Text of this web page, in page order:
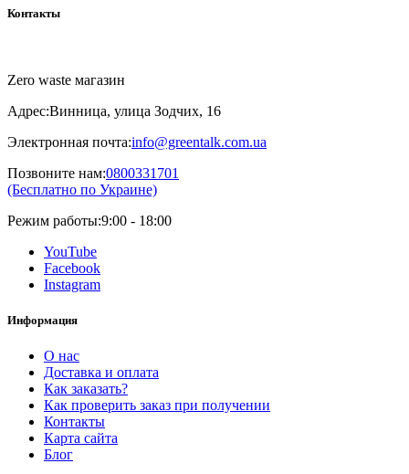
Контакты
Zero waste магазин
Адрес:Винница, улица Зодчих, 16
Электронная почта:info@greentalk.com.ua
Позвоните нам:0800331701
(Бесплатно по Украине)
Режим работы:9:00 - 18:00
YouTube
Facebook
Instagram
Информация
О нас
Доставка и оплата
Как заказать?
Как проверить заказ при получении
Контакты
Карта сайта
Блог